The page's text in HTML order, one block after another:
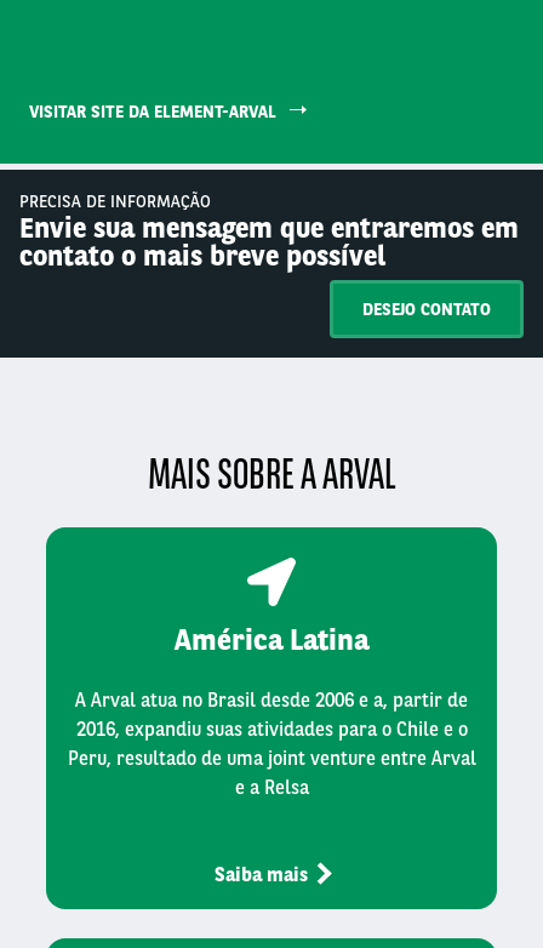
VISITAR SITE DA ELEMENT-ARVAL
PRECISA DE INFORMAÇÃO
Envie sua mensagem que entraremos em
contato o mais breve possível
DESEJO CONTATO
MAIS SOBRE A ARVAL
América Latina
A Arval atua no Brasil desde 2006 e a, partir de
2016, expandiu suas atividades para o Chile e o
Peru, resultado de uma joint venture entre Arval
e a Relsa
Saiba mais